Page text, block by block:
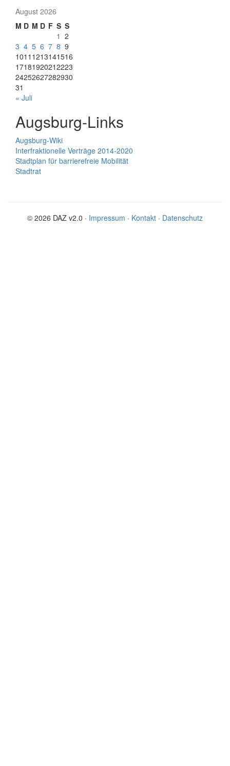
August 2026
M D M D F S S
1 2
3 4 5 6 7 8 9
1011 1213141516
17181920212223
24252627282930
31
« Juli
Augsburg-Links
Augsburg-Wiki
Interfraktionelle Verträge 2014-2020
Stadtplan für barrierefreie Mobilität
Stadtrat
© 2026 DAZ v2.0 · Impressum · Kontakt · Datenschutz